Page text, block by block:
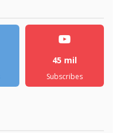
45 mil
Subscribes